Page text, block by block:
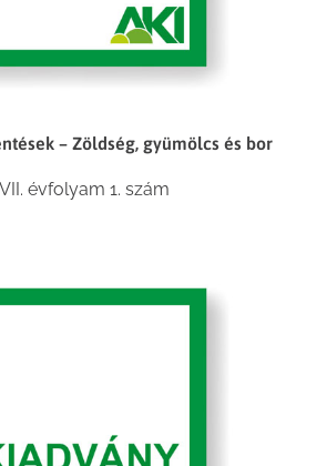
– Zöldség, gyümölcs és bor
évfolyam 1. szám